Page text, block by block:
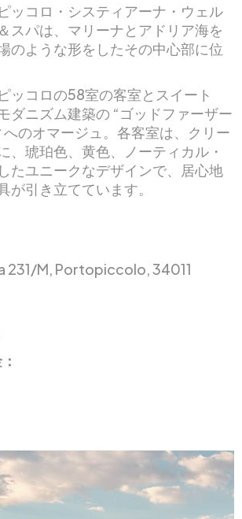
ッコロ・システィアーナ・ウェル
スパは、マリーナとアドリア海を
のような形をしたその中心部に位
ッコロの58室の客室とスイート
ダニズム建築の “ゴッドファーザー
のオマージュ。各客室は、クリー
、琥珀色、黄色、ノーティカル・
たユニークなデザインで、居心地
が引き立てています。
231/M, Portopiccolo, 34011